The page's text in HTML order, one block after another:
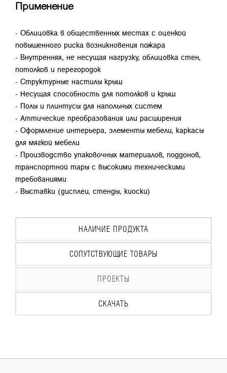
Применение
- Облицовка в общественных местах с оценкой
повышенного риска возникновения пожара
- Внутренняя, не несущая нагрузку, облицовка стен,
потолков и перегородок
- Структурные настилы крыш
- Несущая способность для потолков и крыш
- Полы и плинтусы для напольных систем
- Аттические преобразования или расширения
- Оформление интерьера, элементы мебели, каркасы
для мягкой мебели
- Производство упаковочных материалов, поддонов,
транспортной тары с высокими техническими
требованиями
- Выставки (дисплеи, стенды, киоски)
НАЛИЧИЕ ПРОДУКТА
СОПУТСТВУЮЩИЕ ТОВАРЫ
ПРОЕКТЫ
СКАЧАТЬ